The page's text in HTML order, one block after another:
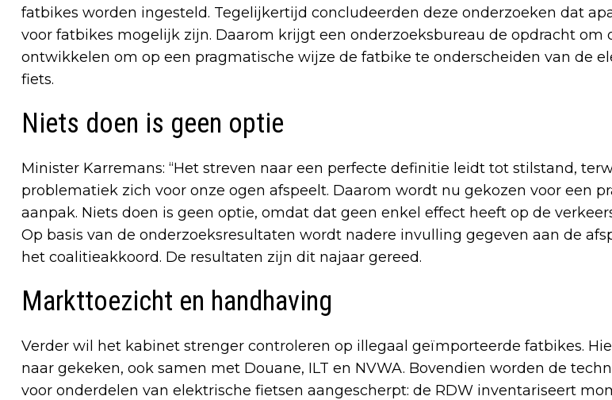
fatbikes worden ingesteld. Tegelijkertijd concludeerden deze onderzoeken dat
voor fatbikes mogelijk zijn. Daarom krijgt een onderzoeksbureau de opdracht om
ontwikkelen om op een pragmatische wijze de fatbike te onderscheiden van de
fiets.
Niets doen is geen optie
Minister Karremans: “Het streven naar een perfecte definitie leidt tot stilstand,
problematiek zich voor onze ogen afspeelt. Daarom wordt nu gekozen voor een
aanpak. Niets doen is geen optie, omdat dat geen enkel effect heeft op de
Op basis van de onderzoeksresultaten wordt nadere invulling gegeven aan de
het coalitieakkoord. De resultaten zijn dit najaar gereed.
Markttoezicht en handhaving
Verder wil het kabinet strenger controleren op illegaal geïmporteerde fatbikes.
naar gekeken, ook samen met Douane, ILT en NVWA. Bovendien worden de
voor onderdelen van elektrische fietsen aangescherpt: de RDW inventariseert